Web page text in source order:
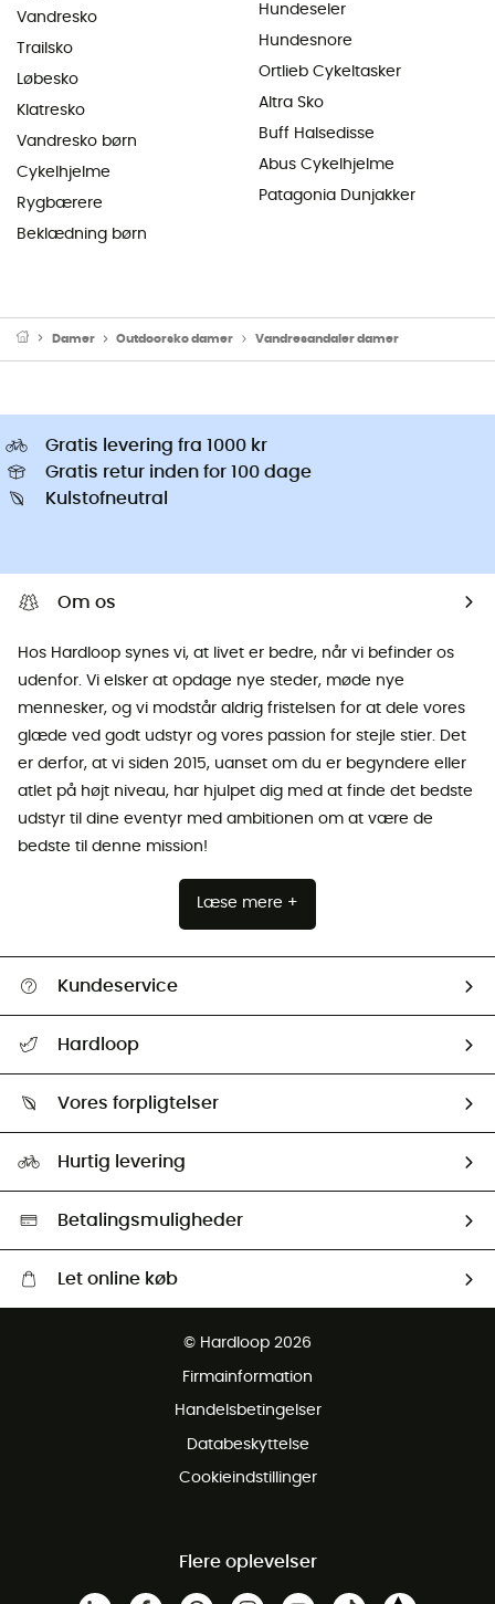
Vandresko
Trailsko
Løbesko
Klatresko
Vandresko børn
Cykelhjelme
Rygbærere
Beklædning børn
Hundeseler
Hundesnore
Ortlieb Cykeltasker
Altra Sko
Buff Halsedisse
Abus Cykelhjelme
Patagonia Dunjakker
Damer Outdoorsko damer Vandresandaler damer
Gratis levering fra 1000 kr
Gratis retur inden for 100 dage
Kulstofneutral
Om os
Hos Hardloop synes vi, at livet er bedre, når vi befinder os
udenfor. Vi elsker at opdage nye steder, møde nye
mennesker, og vi modstår aldrig fristelsen for at dele vores
glæde ved godt udstyr og vores passion for stejle stier. Det
er derfor, at vi siden 2015, uanset om du er begyndere eller
atlet på højt niveau, har hjulpet dig med at finde det bedste
udstyr til dine eventyr med ambitionen om at være de
bedste til denne mission!
Læse mere +
Kundeservice
Returnering & Tilbagebetaling
Hardloop
Our ambassadors
Vores forpligtelser
Second hand
HardGreen Udvalg
Hurtig levering
Betalingsmuligheder
Let online køb
Gratis retur inden for 100 dage
© Hardloop 2026
Firmainformation
Handelsbetingelser
Databeskyttelse
Cookieindstillinger
Flere oplevelser